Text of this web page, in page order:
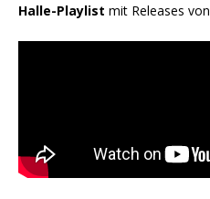
Halle-Playlist mit Releases